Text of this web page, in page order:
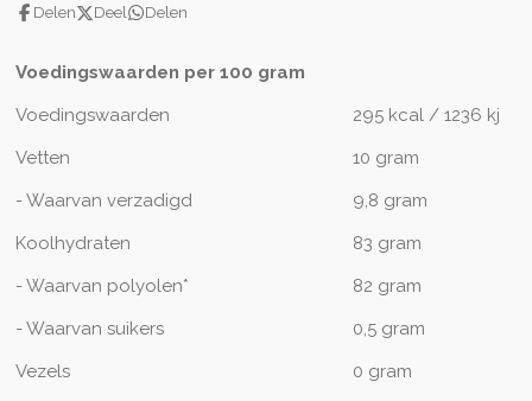
Delen Deel Delen
Voedingswaarden per 100 gram
Voedingswaarden
295 kcal / 1236 kj
Vetten
10 gram
- Waarvan verzadigd
9,8 gram
Koolhydraten
83 gram
- Waarvan polyolen*
82 gram
- Waarvan suikers
0,5 gram
Vezels
0 gram